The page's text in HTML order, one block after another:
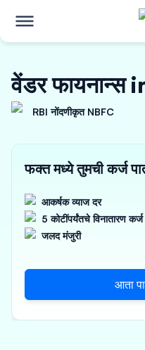
वेंडर फायनान्स
RBI नोंदणीकृत NBFC
फक्त मध्ये तुमची कर्ज
आकर्षक व्याज दर
5 कोटींपर्यंतचे विनातारण कर्ज
जलद मंजुरी